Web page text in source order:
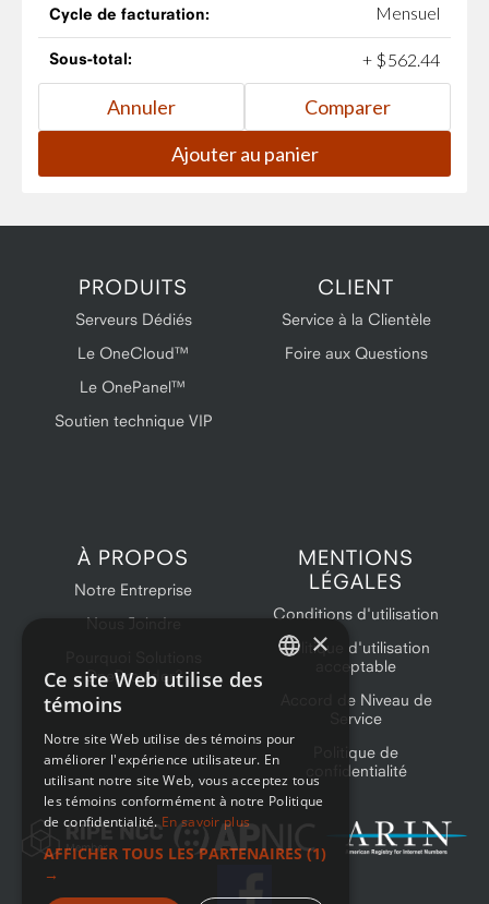
Cycle de facturation: Mensuel
Sous-total: + $562.44
PRODUITS
Serveurs Dédiés
Le OneCloud™
Le OnePanel™
Soutien technique VIP
CLIENT
Service à la Clientèle
Foire aux Questions
À PROPOS
Notre Entreprise
Nous Joindre
OneProvider?
MENTIONS
LÉGALES
Conditions d'utilisation
Politique d'utilisation
acceptable
Accord de Niveau de
Service
Politique de
confidentialité
×
Ce site Web utilise des
témoins
Notre site Web utilise des témoins pour
améliorer l'expérience utilisateur. En
utilisant notre site Web, vous acceptez tous
les témoins conformément à notre Politique
de confidentialité. En savoir plus
AFFICHER TOUS LES PARTENAIRES (1)
→